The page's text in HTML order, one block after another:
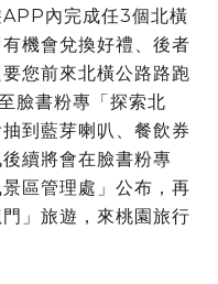
內完成任3個北橫
機會兌換好禮、後者
您前來北橫公路路跑
臉書粉專「探索北
到藍芽喇叭、餐飲券
續將會在臉書粉專
區管理處」公布，再
」旅遊，來桃園旅行